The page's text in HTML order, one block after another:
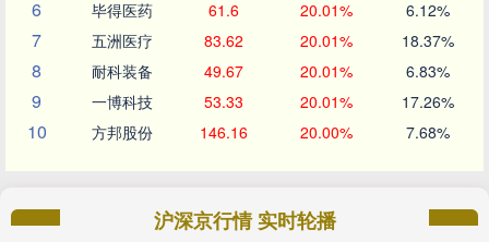
6 毕得医药 61.6 20.01% 6.12%
7 五洲医疗 83.62 20.01% 18.37%
8 耐科装备 49.67 20.01% 6.83%
9 一博科技 53.33 20.01% 17.26%
10 方邦股份 146.16 20.00% 7.68%
沪深京行情 实时轮播